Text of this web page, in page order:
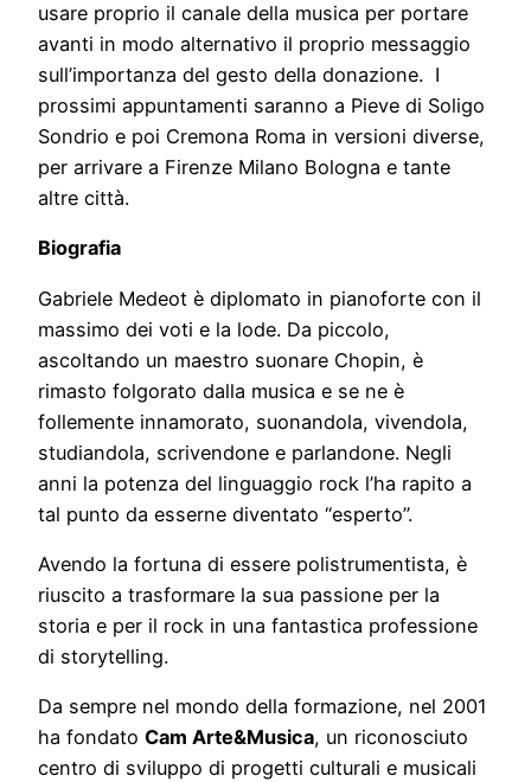
usare proprio il canale della musica per portare
avanti in modo alternativo il proprio messaggio
sull’importanza del gesto della donazione. I
prossimi appuntamenti saranno a Pieve di Soligo
Sondrio e poi Cremona Roma in versioni diverse,
per arrivare a Firenze Milano Bologna e tante
altre città.
Biografia
Gabriele Medeot è diplomato in pianoforte con il
massimo dei voti e la lode. Da piccolo,
ascoltando un maestro suonare Chopin, è
rimasto folgorato dalla musica e se ne è
follemente innamorato, suonandola, vivendola,
studiandola, scrivendone e parlandone. Negli
anni la potenza del linguaggio rock l’ha rapito a
tal punto da esserne diventato “esperto”.
Avendo la fortuna di essere polistrumentista, è
riuscito a trasformare la sua passione per la
storia e per il rock in una fantastica professione
di storytelling.
​Da sempre nel mondo della formazione, nel 2001
ha fondato Cam Arte&Musica, un riconosciuto
centro di sviluppo di progetti culturali e musicali